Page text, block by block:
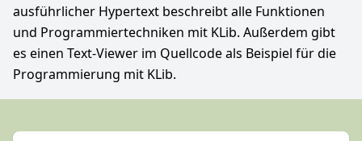
ausführlicher Hypertext beschreibt alle Funktionen
und Programmiertechniken mit KLib. Außerdem gibt
es einen Text-Viewer im Quellcode als Beispiel für die
Programmierung mit KLib.